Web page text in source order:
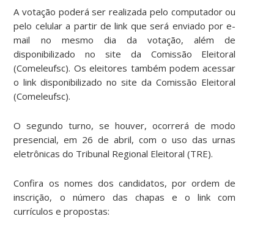
A votação poderá ser realizada pelo computador ou
pelo celular a partir de link que será enviado por e-
mail no mesmo dia da votação, além de
disponibilizado no site da Comissão Eleitoral
(Comeleufsc). Os eleitores também podem acessar
o link disponibilizado no site da Comissão Eleitoral
(Comeleufsc).
O segundo turno, se houver, ocorrerá de modo
presencial, em 26 de abril, com o uso das urnas
eletrônicas do Tribunal Regional Eleitoral (TRE).
Confira os nomes dos candidatos, por ordem de
inscrição, o número das chapas e o link com
currículos e propostas: